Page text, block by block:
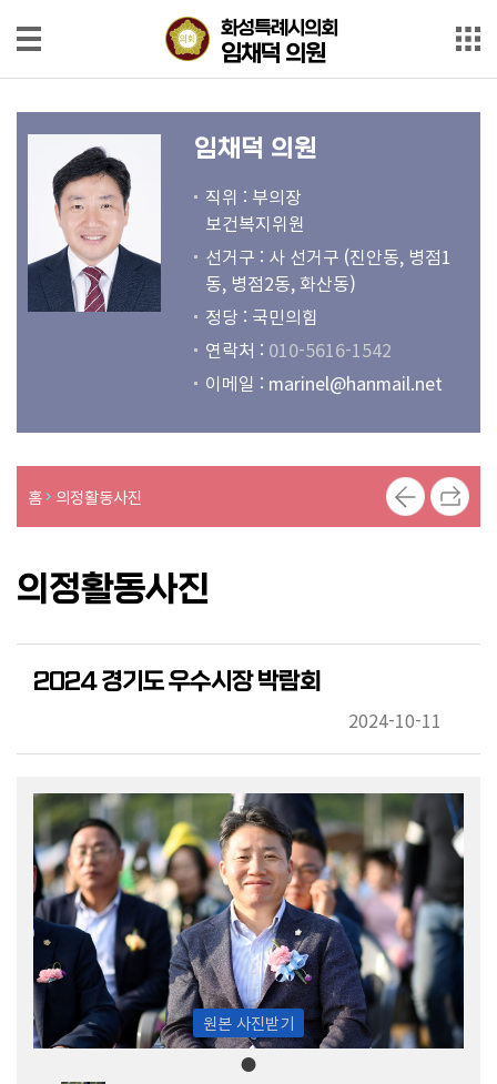
본문으로 바로가기
메인메뉴 바로가기
화성특례시의회
임채덕 의원
의
원
의
록
상
의
의
정
활
동
진
화성특례시의회
임채덕 의원
임채덕 의원
직위 : 부의장
보건복지위원
선거구 : 사 선거구 (진안동, 병점1
동, 병점2동, 화산동)
정당 : 국민의힘
연락처 : 010-5616-1542
이메일 : marinel@hanmail.net
홈 의정활동사진
의정활동사진
2024 경기도 우수시장 박람회
2024-10-11
원본 사진받기